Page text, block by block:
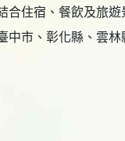
合住宿、餐飲及旅
市、彰化縣、雲